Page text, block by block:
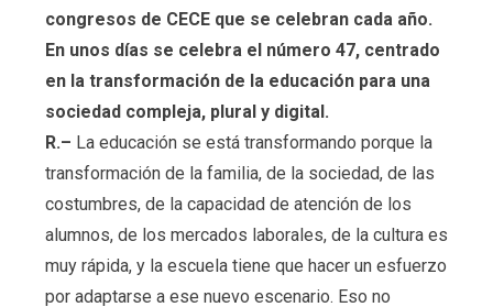
congresos de CECE que se celebran cada año.
En unos días se celebra el número 47, centrado
en la transformación de la educación para una
sociedad compleja, plural y digital.
R.– La educación se está transformando porque la
transformación de la familia, de la sociedad, de las
costumbres, de la capacidad de atención de los
alumnos, de los mercados laborales, de la cultura es
muy rápida, y la escuela tiene que hacer un esfuerzo
por adaptarse a ese nuevo escenario. Eso no